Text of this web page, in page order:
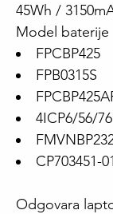
45Wh /
Model baterije
FPCBP425
FPB0315S
4ICP6/56/76
CP703451-01
Odgovara